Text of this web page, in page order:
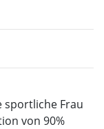
sportliche Frau
von 90%